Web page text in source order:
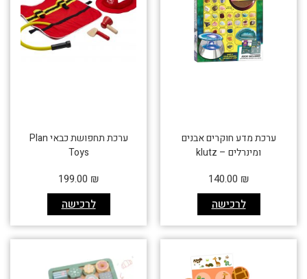
ערכת מדע חוקרים אבנים
ומינרלים – klutz
לרכישה
140.00 ₪
ערכת תחפושת כבאי Plan
Toys
לרכישה
199.00 ₪